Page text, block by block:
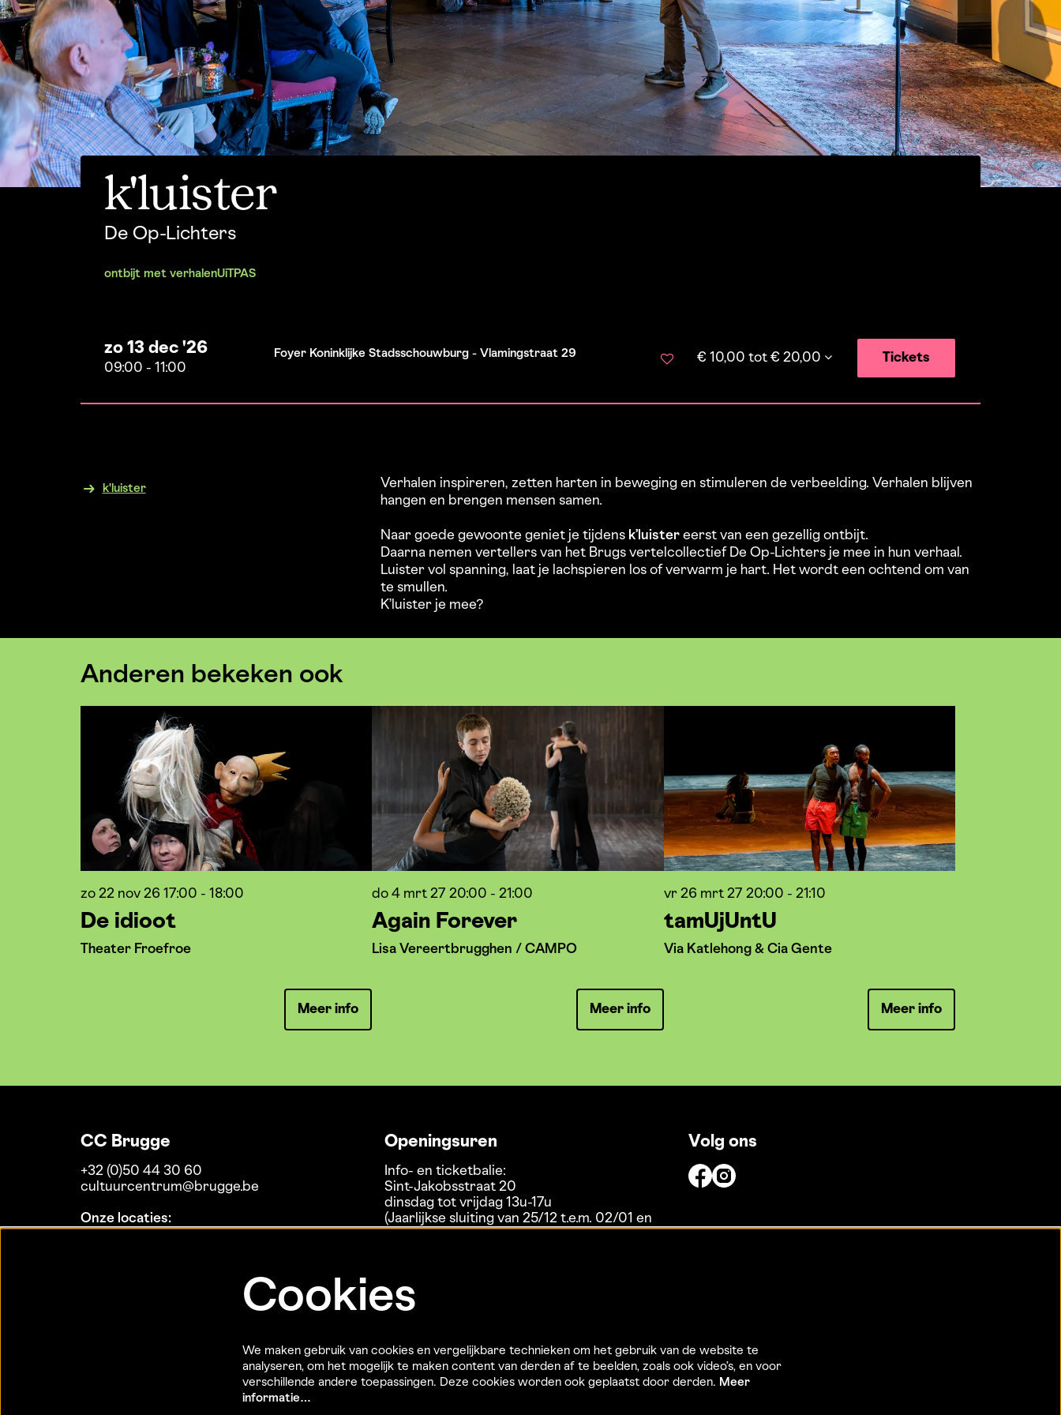
k'luister
De Op-Lichters
ontbijt met verhalenUiTPAS
zo 13 dec '26
09:00 - 11:00
Foyer Koninklijke Stadsschouwburg - Vlamingstraat 29 € 10,00 tot € 20,00 Tickets
Verhalen inspireren, zetten harten in beweging en stimuleren de verbeelding. Verhalen blijven
hangen en brengen mensen samen.
Naar goede gewoonte geniet je tijdens k’luistereerst van een gezellig ontbijt.
Daarna nemen vertellers van het Brugs vertelcollectief De Op-Lichters je mee in hun verhaal.
Luister vol spanning, laat je lachspieren los of verwarm je hart. Het wordt een ochtend om van
te smullen.
K’luister je mee?
k'luister
Anderen bekeken ook
De idioot
Theater Froefroe
zo 22 nov 26 17:00 - 18:00
Meer info
Again Forever
Lisa Vereertbrugghen / CAMPO
do 4 mrt 2720:00 - 21:00
Meer info
tamUjUntU
Via Katlehong & Cia Gente
vr 26 mrt 27 20:00 - 21:10
Meer info
CC Brugge
+32 (0)50 44 30 60
cultuurcentrum@brugge.be
Onze locaties:
Openingsuren
Info- en ticketbalie:
Sint-Jakobsstraat 20
dinsdag tot vrijdag 13u-17u
(Jaarlijkse sluiting van 25/12 t.e.m. 02/01 en
Volg ons
Cookies
We maken gebruik van cookies en vergelijkbare technieken om het gebruik van de website te
analyseren, om het mogelijk te maken content van derden af te beelden, zoals ook video’s, en voor
verschillende andere toepassingen. Deze cookies worden ook geplaatst door derden. Meer
informatie…